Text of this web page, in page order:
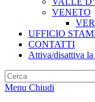
VENETO
UFFICIO
CONTATTI
Attiva/disattiva
Menu Chiudi